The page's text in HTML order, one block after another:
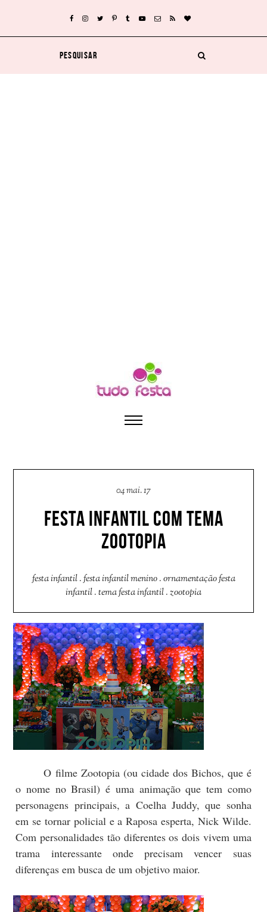
04 mai. 17
FESTA INFANTIL COM TEMA
ZOOTOPIA
festa infantil.festa infantil menino.ornamentação festa
infantil.tema festa infantil.zootopia
O filme Zootopia (ou cidade dos Bichos, que é
o nome no Brasil) é uma animação que tem como
personagens principais, a Coelha Juddy, que sonha
em se tornar policial e a Raposa esperta, Nick Wilde.
Com personalidades tão diferentes os dois vivem uma
trama interessante onde precisam vencer suas
diferenças em busca de um objetivo maior.